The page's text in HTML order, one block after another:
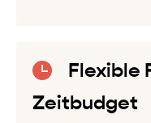
Flexible
Zeitbudget